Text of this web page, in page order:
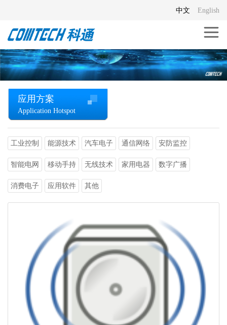
English
中文
应用方案
Application Hotspot
工业控制 能源技术 汽车电子 通信网络 安防监控
智能电网 移动手持 无线技术 家用电器 数字广播
消费电子 应用软件 其他